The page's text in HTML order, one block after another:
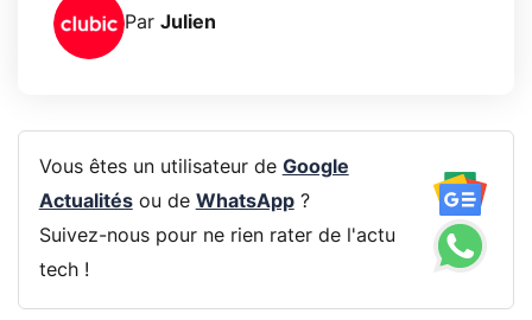
Par Julien
Vous êtes un utilisateur de Google
Actualitésou de WhatsApp?
Suivez-nous pour ne rien rater de l'actu
tech !